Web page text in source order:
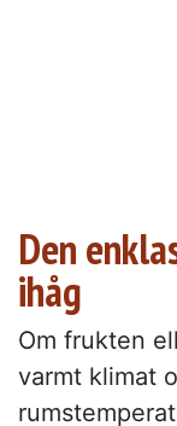
Den
ihåg
Om frukten
varmt klimat